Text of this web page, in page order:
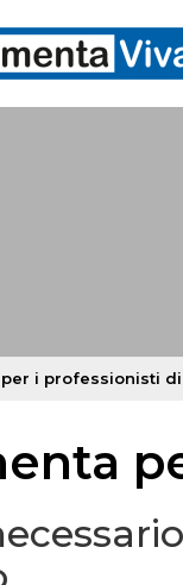
i professionisti